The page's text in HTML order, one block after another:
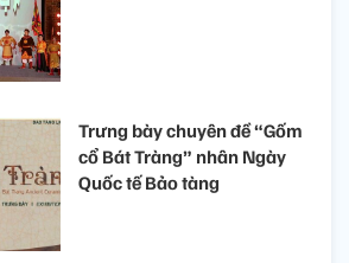
Trưng bày chuyên đề “Gốm
cổ Bát Tràng” nhân Ngày
Quốc tế Bảo tàng